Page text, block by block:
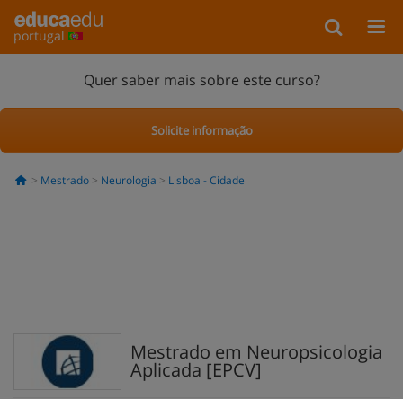
portugal
Quer saber mais sobre este curso?
Solicite informação
Mestrado Neurologia Lisboa - Cidade
Mestrado em Neuropsicologia
Aplicada [EPCV]